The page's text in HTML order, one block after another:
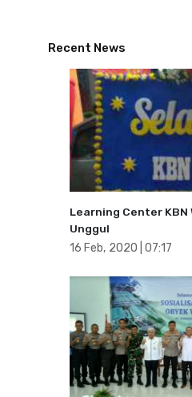
Recent News
Learning Center KBN
Unggul
16 Feb, 2020 | 07:17